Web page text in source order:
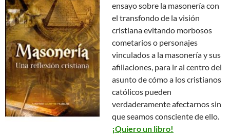
ensayo sobre la masonería con
el transfondo de la visión
cristiana evitando morbosos
cometarios o personajes
vinculados a la masonería y sus
afiliaciones, para ir al centro del
asunto de cómo a los cristianos
católicos pueden
verdaderamente afectarnos sin
que seamos consciente de ello.
¡Quiero un libro!